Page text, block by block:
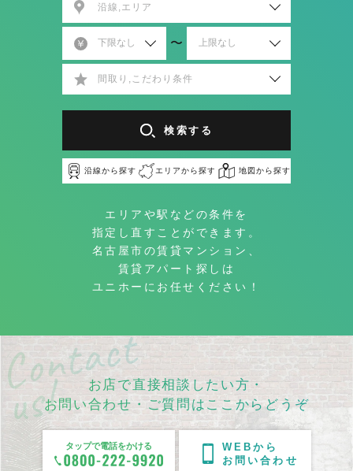
沿線,エリア
〜
間取り,こだわり条件
検索する
沿線から探す エリアから探す 地図から探す
エリアや駅などの条件を
指定し直すことができます。
名古屋市の賃貸マンション、
賃貸アパート探しは
ユニホーにお任せください！
お店で直接相談したい方・
お問い合わせ・ご質問はここからどうぞ
タップで電話をかける
WEBから
お問い合わせ